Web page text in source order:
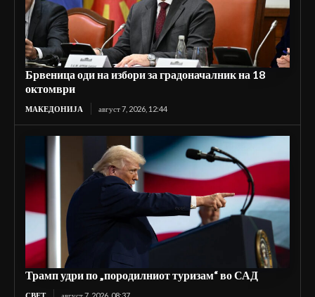
Брвеница оди на избори за градоначалник на 18
октомври
МАКЕДОНИЈА август 7, 2026, 12:44
Трамп удри по „породилниот туризам“ во САД